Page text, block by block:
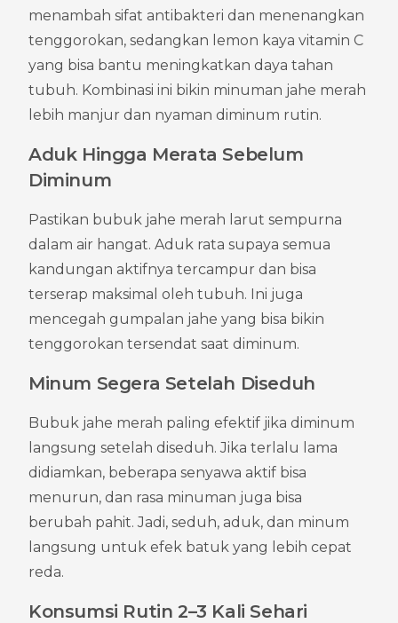
menambah sifat antibakteri dan menenangkan
tenggorokan, sedangkan lemon kaya vitamin C
yang bisa bantu meningkatkan daya tahan
tubuh. Kombinasi ini bikin minuman jahe merah
lebih manjur dan nyaman diminum rutin.
Aduk Hingga Merata Sebelum
Diminum
Pastikan bubuk jahe merah larut sempurna
dalam air hangat. Aduk rata supaya semua
kandungan aktifnya tercampur dan bisa
terserap maksimal oleh tubuh. Ini juga
mencegah gumpalan jahe yang bisa bikin
tenggorokan tersendat saat diminum.
Minum Segera Setelah Diseduh
Bubuk jahe merah paling efektif jika diminum
langsung setelah diseduh. Jika terlalu lama
didiamkan, beberapa senyawa aktif bisa
menurun, dan rasa minuman juga bisa
berubah pahit. Jadi, seduh, aduk, dan minum
langsung untuk efek batuk yang lebih cepat
reda.
Konsumsi Rutin 2–3 Kali Sehari